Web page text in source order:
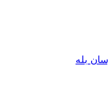
بله